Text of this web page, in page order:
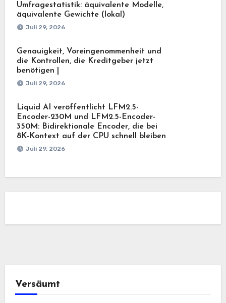
Umfragestatistik: äquivalente Modelle,
äquivalente Gewichte (lokal)
Juli 29, 2026
Genauigkeit, Voreingenommenheit und
die Kontrollen, die Kreditgeber jetzt
benötigen |
Juli 29, 2026
Liquid AI veröffentlicht LFM2.5-
Encoder-230M und LFM2.5-Encoder-
350M: Bidirektionale Encoder, die bei
8K-Kontext auf der CPU schnell bleiben
Juli 29, 2026
Versäumt